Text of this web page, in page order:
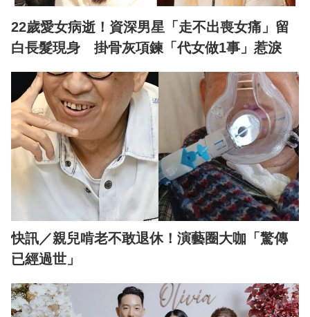
22歲愛女病逝！資深男星「走不出喪女痛」留
白長髮現身 掛骨灰項鍊「代女做1事」惹淚
快訊／親兒啃老不敢退休！演藝圈大咖「驚傳
已經過世」